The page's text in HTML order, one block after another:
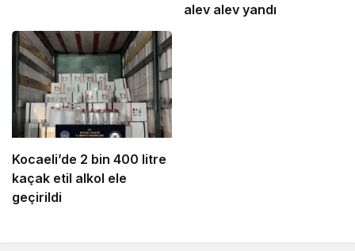
alev alev yandı
Kocaeli’de 2 bin 400 litre
kaçak etil alkol ele
geçirildi